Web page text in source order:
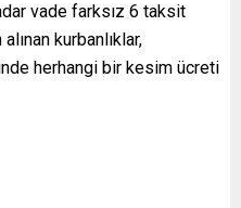
vade farksız 6 taksit
kurbanlıklar,
herhangi bir kesim ücreti